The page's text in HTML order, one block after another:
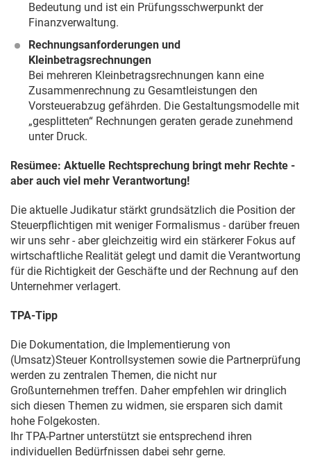
Bedeutung und ist ein Prüfungsschwerpunkt der
Finanzverwaltung.
Rechnungsanforderungen und
Kleinbetragsrechnungen
Bei mehreren Kleinbetragsrechnungen kann eine
Zusammenrechnung zu Gesamtleistungen den
Vorsteuerabzug gefährden. Die Gestaltungsmodelle mit
„gesplitteten“ Rechnungen geraten gerade zunehmend
unter Druck.
Resümee: Aktuelle Rechtsprechung bringt mehr Rechte -
aber auch viel mehr Verantwortung!
Die aktuelle Judikatur stärkt grundsätzlich die Position der
Steuerpflichtigen mit weniger Formalismus - darüber freuen
wir uns sehr - aber gleichzeitig wird ein stärkerer Fokus auf
wirtschaftliche Realität gelegt und damit die Verantwortung
für die Richtigkeit der Geschäfte und der Rechnung auf den
Unternehmer verlagert.
TPA-Tipp
Die Dokumentation, die Implementierung von
(Umsatz)Steuer Kontrollsystemen sowie die Partnerprüfung
werden zu zentralen Themen, die nicht nur
Großunternehmen treffen. Daher empfehlen wir dringlich
sich diesen Themen zu widmen, sie ersparen sich damit
hohe Folgekosten.
Ihr TPA-Partner unterstützt sie entsprechend ihren
individuellen Bedürfnissen dabei sehr gerne.